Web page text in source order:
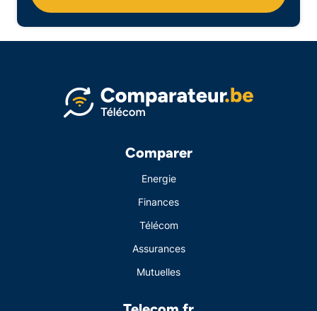
Comparer
Energie
Finances
Télécom
Assurances
Mutuelles